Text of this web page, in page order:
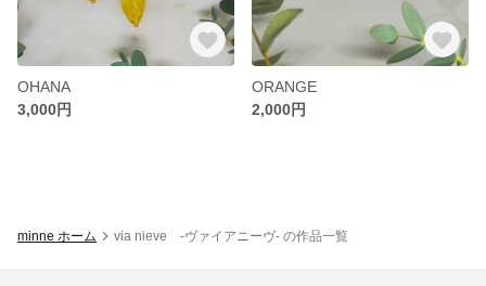
OHANA
3,000円
ORANGE
2,000円
minne ホーム via nieve -ヴァイアニーヴ- の作品一覧